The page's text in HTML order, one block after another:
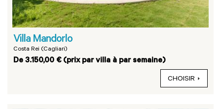
Villa Mandorlo
Costa Rei (Cagliari)
De 3.150,00 € (prix par villa à par semaine)
CHOISIR